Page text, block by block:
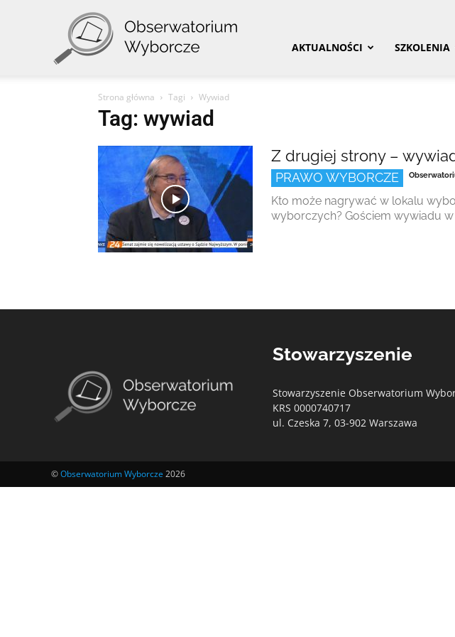
AKTUALNOŚCI SZKOLENIA
Strona główna Tagi Wywiad
Tag: wywiad
Z drugiej strony –
PRAWO WYBORCZE
Kto może nagrywać w lokalu
wyborczych? Gościem wywiadu w
Stowarzyszenie
Stowarzyszenie Obserwatorium
KRS 0000740717
ul. Czeska 7, 03-902 Warszawa
©Obserwatorium Wyborcze 2026